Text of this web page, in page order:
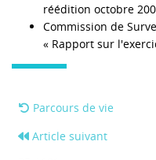
réédition octobre
Commission de
« Rapport sur
Parcours de vie
Article suivant